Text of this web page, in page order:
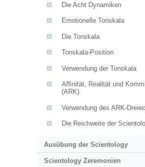
Die Acht Dynamiken
Emotionelle Tonskala
Die Tonskala
Tonskala-Position
Verwendung der Tonskala
Affinität, Realität und
(ARK)
Verwendung des ARK-
Die Reichweite der
Ausübung der Scientology
Scientology Zeremonien